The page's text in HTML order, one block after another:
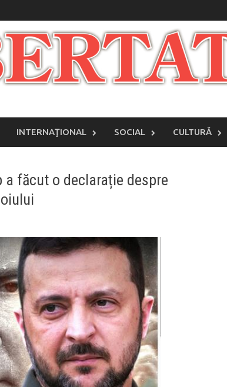
INTERNAŢIONAL SOCIAL CULTURĂ
a făcut o declarație despre